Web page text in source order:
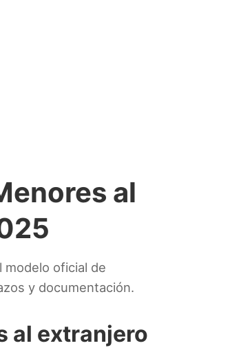
al
modelo oficial de
y documentación.
al extranjero